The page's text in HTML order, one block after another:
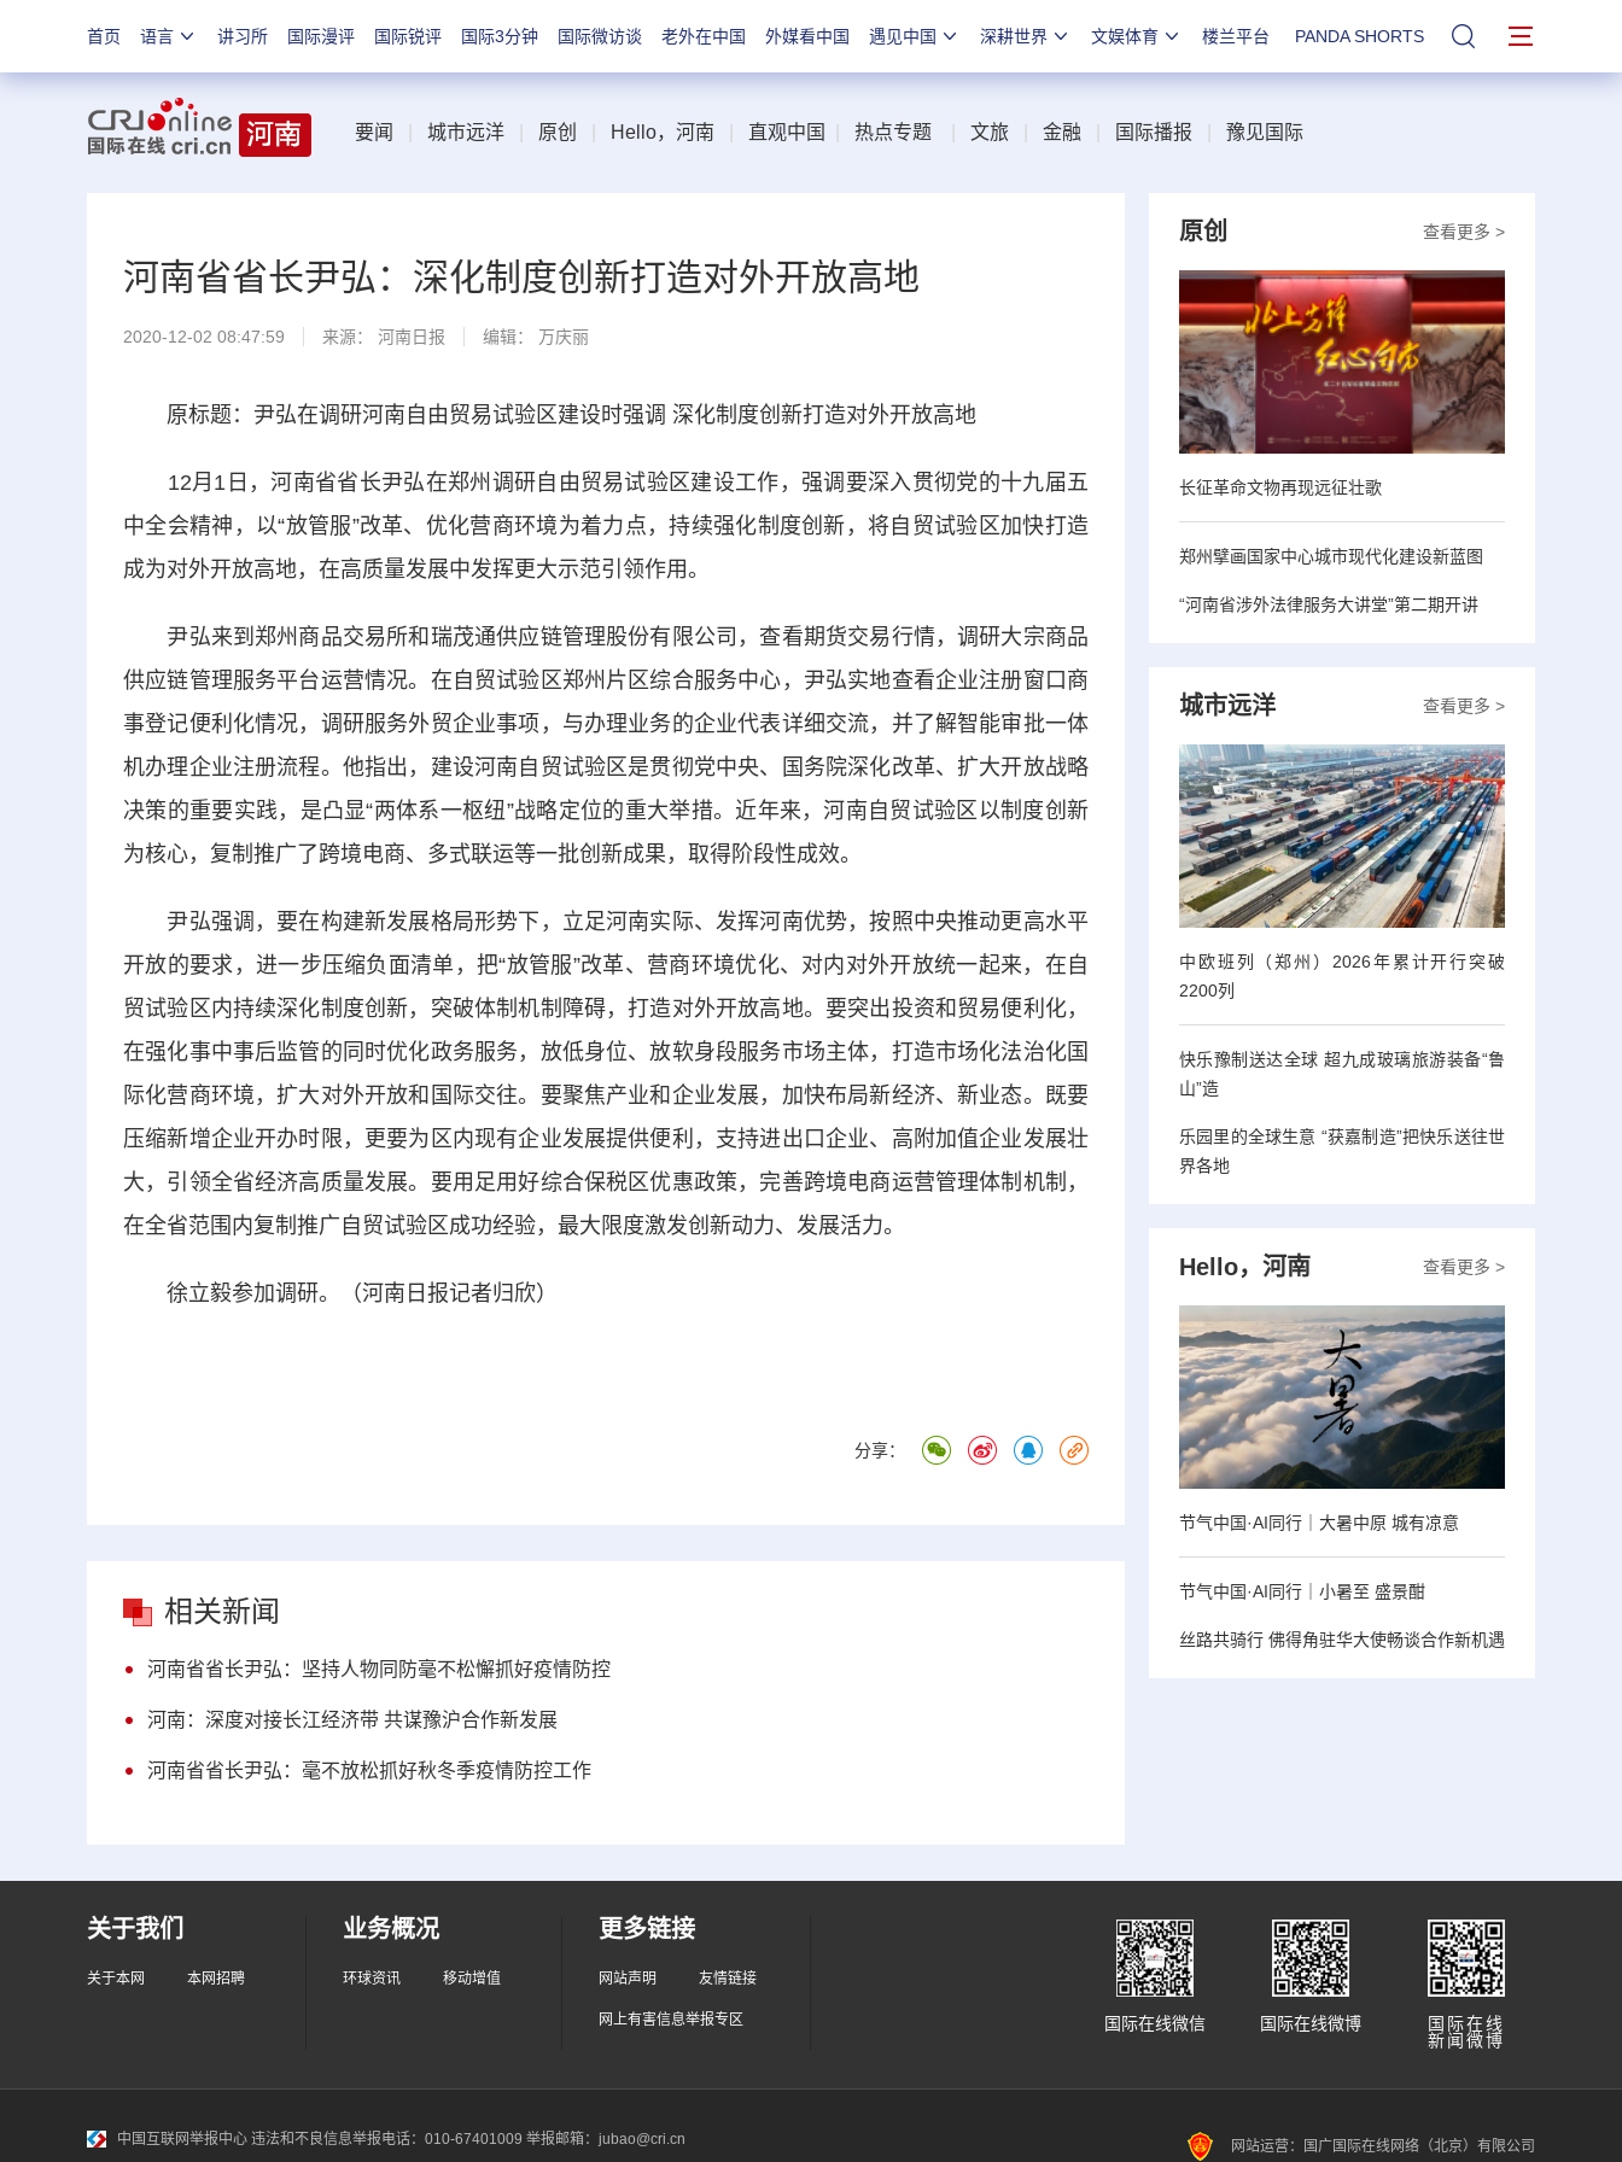
首页 语言 讲习所 国际漫评 国际锐评 国际3分钟 国际微访谈 老外在中国 外媒看中国 遇见中国 深耕世界 文娱体育 楼兰平台 PANDA SHORTS 站内搜索
要闻 城市远洋 原创 Hello，河南 直观中国 热点专题 文旅 金融 国际播报 豫见国际
河南省省长尹弘：深化制度创新打造对外开放高地
2020-12-02 08:47:59 来源： 河南日报 编辑： 万庆丽
原标题：尹弘在调研河南自由贸易试验区建设时强调 深化制度创新打造对外开放高地
12月1日，河南省省长尹弘在郑州调研自由贸易试验区建设工作，强调要深入贯彻党的十九届五
中全会精神，以“放管服”改革、优化营商环境为着力点，持续强化制度创新，将自贸试验区加快打造
成为对外开放高地，在高质量发展中发挥更大示范引领作用。
尹弘来到郑州商品交易所和瑞茂通供应链管理股份有限公司，查看期货交易行情，调研大宗商品
供应链管理服务平台运营情况。在自贸试验区郑州片区综合服务中心，尹弘实地查看企业注册窗口商
事登记便利化情况，调研服务外贸企业事项，与办理业务的企业代表详细交流，并了解智能审批一体
机办理企业注册流程。他指出，建设河南自贸试验区是贯彻党中央、国务院深化改革、扩大开放战略
决策的重要实践，是凸显“两体系一枢纽”战略定位的重大举措。近年来，河南自贸试验区以制度创新
为核心，复制推广了跨境电商、多式联运等一批创新成果，取得阶段性成效。
尹弘强调，要在构建新发展格局形势下，立足河南实际、发挥河南优势，按照中央推动更高水平
开放的要求，进一步压缩负面清单，把“放管服”改革、营商环境优化、对内对外开放统一起来，在自
贸试验区内持续深化制度创新，突破体制机制障碍，打造对外开放高地。要突出投资和贸易便利化，
在强化事中事后监管的同时优化政务服务，放低身位、放软身段服务市场主体，打造市场化法治化国
际化营商环境，扩大对外开放和国际交往。要聚焦产业和企业发展，加快布局新经济、新业态。既要
压缩新增企业开办时限，更要为区内现有企业发展提供便利，支持进出口企业、高附加值企业发展壮
大，引领全省经济高质量发展。要用足用好综合保税区优惠政策，完善跨境电商运营管理体制机制，
在全省范围内复制推广自贸试验区成功经验，最大限度激发创新动力、发展活力。
徐立毅参加调研。（河南日报记者归欣）
分享：
相关新闻
河南省省长尹弘：坚持人物同防毫不松懈抓好疫情防控
河南：深度对接长江经济带 共谋豫沪合作新发展
河南省省长尹弘：毫不放松抓好秋冬季疫情防控工作
查看更多 >
原创
长征革命文物再现远征壮歌
郑州擘画国家中心城市现代化建设新蓝图
“河南省涉外法律服务大讲堂”第二期开讲
查看更多 >
城市远洋
中欧班列（郑州）2026年累计开行突破
2200列
快乐豫制送达全球 超九成玻璃旅游装备“鲁
山”造
乐园里的全球生意 “获嘉制造”把快乐送往世
界各地
查看更多 >
Hello，河南
节气中国·AI同行｜大暑中原 城有凉意
节气中国·AI同行｜小暑至 盛景酣
丝路共骑行 佛得角驻华大使畅谈合作新机遇
关于我们
关于本网 本网招聘
业务概况
环球资讯 移动增值
更多链接
网站声明 友情链接
网上有害信息举报专区
国际在线
新闻微博
国际在线微博
国际在线微信
中国互联网举报中心 违法和不良信息举报电话：010-67401009 举报邮箱：jubao@cri.cn 网站运营：国广国际在线网络（北京）有限公司